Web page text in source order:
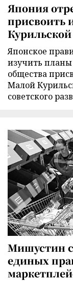
Япония
присвоить
Японское
изучить планы
общества
Малой
советского
Мишустин
единых